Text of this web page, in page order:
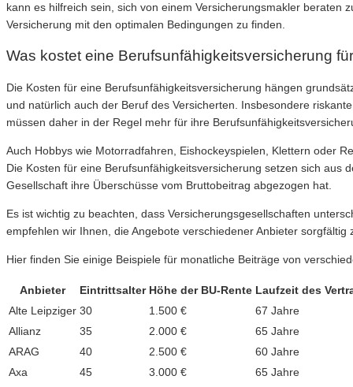
kann es hilfreich sein, sich von einem Versicherungsmakler beraten
Versicherung mit den optimalen Bedingungen zu finden.
Was kostet eine Berufsunfähigkeitsversicherung
Die Kosten für eine Berufsunfähigkeitsversicherung hängen
und natürlich auch der Beruf des Versicherten. Insbesondere
müssen daher in der Regel mehr für ihre
Auch Hobbys wie Motorradfahren, Eishockeyspielen, Klettern oder
Die Kosten für eine Berufsunfähigkeitsversicherung setzen sich
Gesellschaft ihre Überschüsse vom Bruttobeitrag abgezogen hat.
Es ist wichtig zu beachten, dass Versicherungsgesellschaften
empfehlen wir Ihnen, die Angebote verschiedener Anbieter sorgfältig
Hier finden Sie einige Beispiele für monatliche Beiträge von
Anbieter Eintrittsalter Höhe der BU-Rente Laufzeit des
Alte Leipziger 30 1.500 €
67 Jahre
Allianz
35 2.000 €
65 Jahre
ARAG
40 2.500 €
60 Jahre
Axa
45 3.000 € 65 Jahre